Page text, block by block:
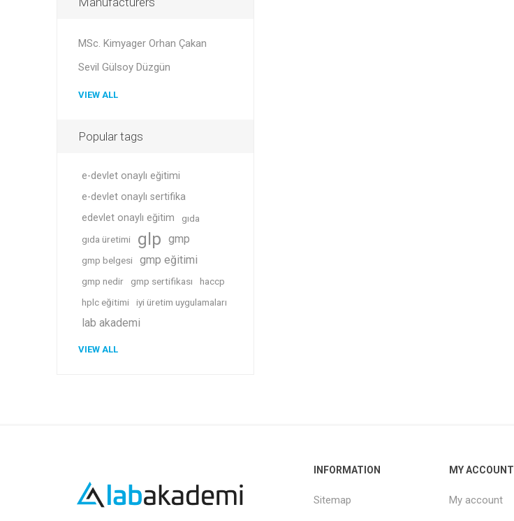
MSc. Kimyager Orhan Çakan
Sevil Gülsoy Düzgün
VIEW ALL
Popular tags
e-devlet onaylı eğitimi
e-devlet onaylı sertifika
edevlet onaylı eğitim
gıda
gıda üretimi
glp gmp
gmp belgesi gmp eğitimi
gmp nedir gmp sertifikası
haccp
hplc eğitimi
iyi üretim uygulamaları
lab akademi
VIEW ALL
INFORMATION
Sitemap
MY ACCOUNT
My account